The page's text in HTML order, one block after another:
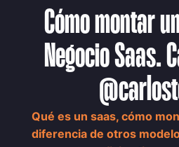
Cómo montar
Negocio Saas.
Qué es un saas, cómo
diferencia de otros